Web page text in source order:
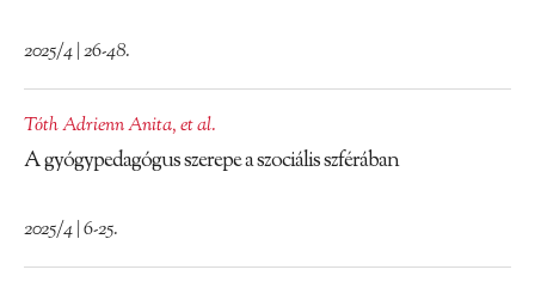
2025/4 | 26-48.
Tóth Adrienn Anita,et al.
A gyógypedagógus szerepe a szociális szférában
2025/4 | 6-25.